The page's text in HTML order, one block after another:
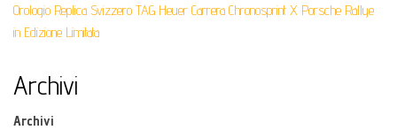
Orologio Replica Svizzero TAG Heuer Carrera Chronosprint X Porsche Rallye
in Edizione Limitata
Archivi
Archivi